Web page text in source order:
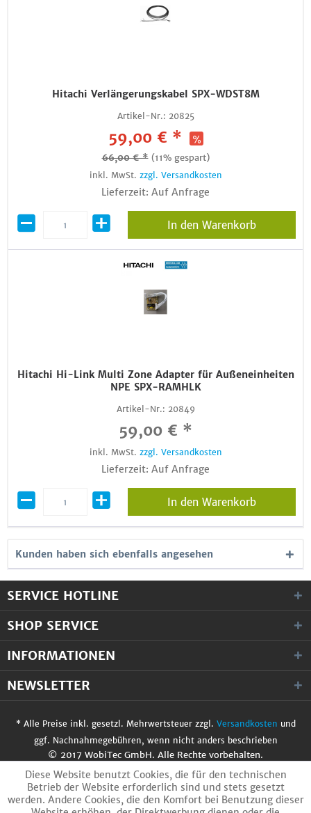
Hitachi Verlängerungskabel SPX-WDST8M
Artikel-Nr.: 20825
59,00 € *
66,00 € * (11% gespart)
inkl. MwSt. zzgl. Versandkosten
Lieferzeit: Auf Anfrage
In den Warenkorb
Hitachi Hi-Link Multi Zone Adapter für Außeneinheiten
NPE SPX-RAMHLK
Artikel-Nr.: 20849
59,00 € *
inkl. MwSt. zzgl. Versandkosten
Lieferzeit: Auf Anfrage
In den Warenkorb
Kunden haben sich ebenfalls angesehen
SERVICE HOTLINE
SHOP SERVICE
INFORMATIONEN
NEWSLETTER
* Alle Preise inkl. gesetzl. Mehrwertsteuer zzgl. Versandkosten und
ggf. Nachnahmegebühren, wenn nicht anders beschrieben
© 2017 WobiTec GmbH. Alle Rechte vorbehalten.
Diese Website benutzt Cookies, die für den technischen
Betrieb der Website erforderlich sind und stets gesetzt
werden. Andere Cookies, die den Komfort bei Benutzung dieser